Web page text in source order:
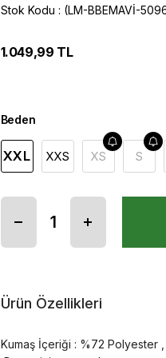
Stok Kodu (LM-BBEMAVİ-
1.049,99 TL
Beden
XXL XXS XS S
Ürün Özellikleri
Kumaş İçeriği : %72 Polyester